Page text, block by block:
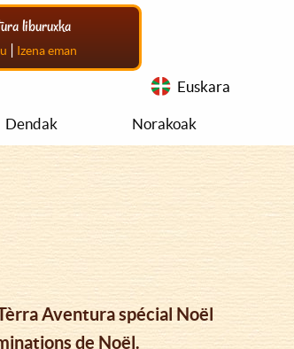
liburuxka
| Izena eman
Euskara
Dendak Norakoak
Aventura spécial Noël
de Noël.